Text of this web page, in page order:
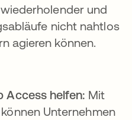
und
nicht nahtlos
agieren können.
Access helfen: Mit
Unternehmen